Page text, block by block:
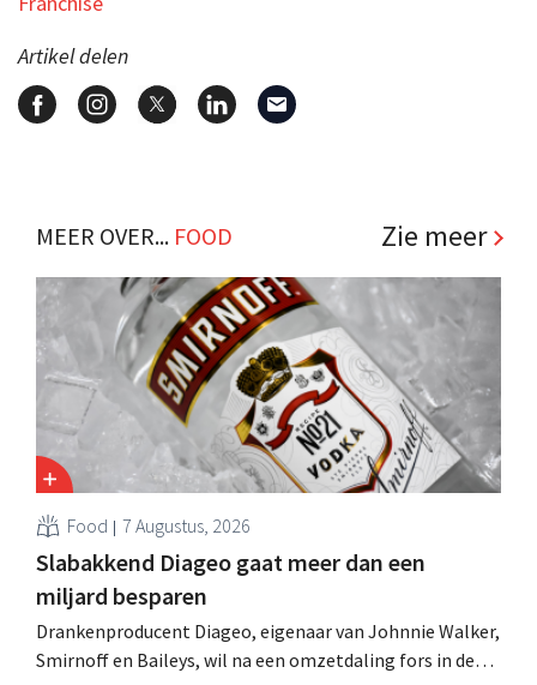
Artikel delen
MEER OVER... FOOD Zie meer
Food 7 Augustus, 2026
Slabakkend Diageo gaat meer dan een
miljard besparen
Drankenproducent Diageo, eigenaar van Johnnie Walker,
Smirnoff en Baileys, wil na een omzetdaling fors in de